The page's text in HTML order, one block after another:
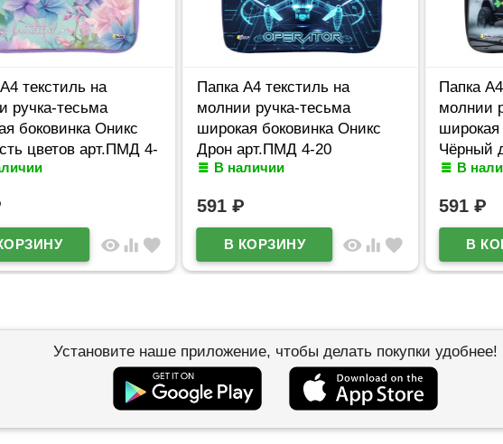
текстиль на
ручка-тесьма
боковинка Оникс
цветов арт.ПМД 4-
visibility equalizer favorite
Папка А4 текстиль на
молнии ручка-тесьма
широкая боковинка Оникс
Дрон арт.ПМД 4-20
В наличии
591 ₽
visibility equalizer favorite
Папка
молнии
широкая
Чёрный
В
591₽
Установите наше приложение, чтобы делать покупки удобнее!